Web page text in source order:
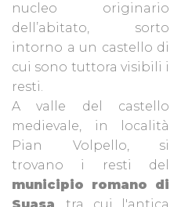
nucleo originario
dell’abitato, sorto
intorno a un castello di
cui sono tuttora visibili i
resti.
A valle del castello
medievale, in località
Pian Volpello, si
trovano i resti del
municipio romano di